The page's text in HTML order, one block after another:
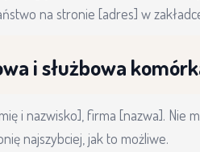
na stronie [adres] w
i służbowa
i nazwisko], firma [nazwa]. Nie
najszybciej, jak to możliwe.